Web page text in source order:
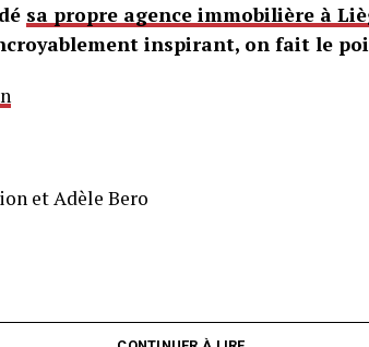
sa propre agence immobilière à
inspirant, on fait le
et Adèle Bero